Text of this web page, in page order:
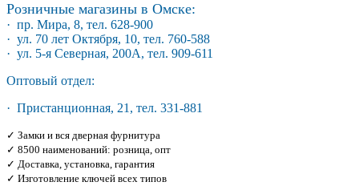
Розничные магазины в Омске:
· пр. Мира, 8, тел. 628-900
· ул. 70 лет Октября, 10, тел. 760-588
· ул. 5-я Северная, 200А, тел. 909-611
Оптовый отдел:
· Пристанционная, 21, тел. 331-881
✓ Замки и вся дверная фурнитура
✓ 8500 наименований: розница, опт
✓ Доставка, установка, гарантия
✓ Изготовление ключей всех типов